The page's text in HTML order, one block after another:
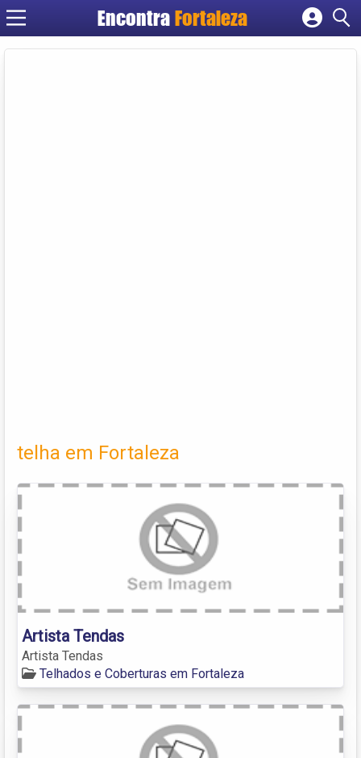
EncontraFortaleza
Cadastrar empresa
telha em Fortaleza
Artista Tendas
Artista Tendas
Telhados e Coberturas em Fortaleza